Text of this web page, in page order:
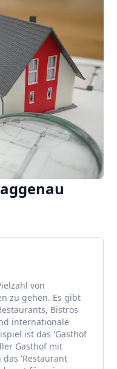
von
zu gehen. Es gibt
Bistros
internationale
ist das 'Gasthof
Gasthof mit
das 'Restaurant